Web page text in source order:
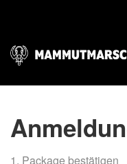
1. Package bestätigen